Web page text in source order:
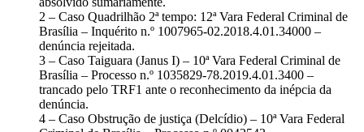
2 – Caso Quadrilhão 2ª tempo: 12ª Vara Federal Criminal de
Brasília – Inquérito n.º 1007965-02.2018.4.01.34000 –
denúncia rejeitada.
3 – Caso Taiguara (Janus I) – 10ª Vara Federal Criminal de
Brasília – Processo n.º 1035829-78.2019.4.01.3400 –
trancado pelo TRF1 ante o reconhecimento da inépcia da
denúncia.
4 – Caso Obstrução de justiça (Delcídio) – 10ª Vara Federal